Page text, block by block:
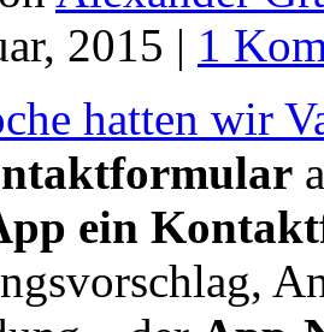
2015 | 1
hatten wir
ein